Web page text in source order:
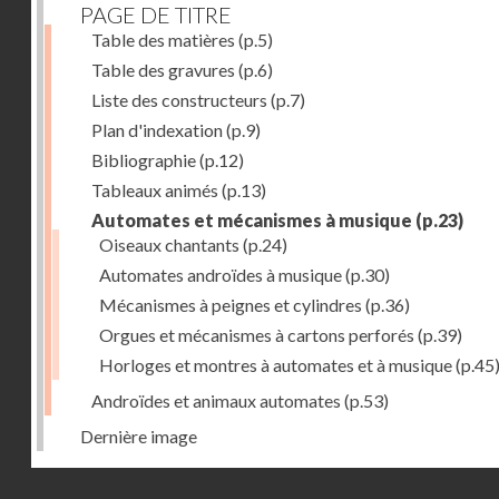
PAGE DE TITRE
Table des matières (p.5)
Table des gravures (p.6)
Liste des constructeurs (p.7)
Plan d'indexation(p.9)
Bibliographie(p.12)
Tableaux animés (p.13)
Automates et mécanismes à musique (p.23)
Oiseaux chantants (p.24)
Automates androïdes à musique(p.30)
Mécanismes à peignes et cylindres (p.36)
Orgues et mécanismes à cartons perforés (p.39)
Horloges et montres à automates et à musique(p.45)
Androïdes et animaux automates (p.53)
Dernière image